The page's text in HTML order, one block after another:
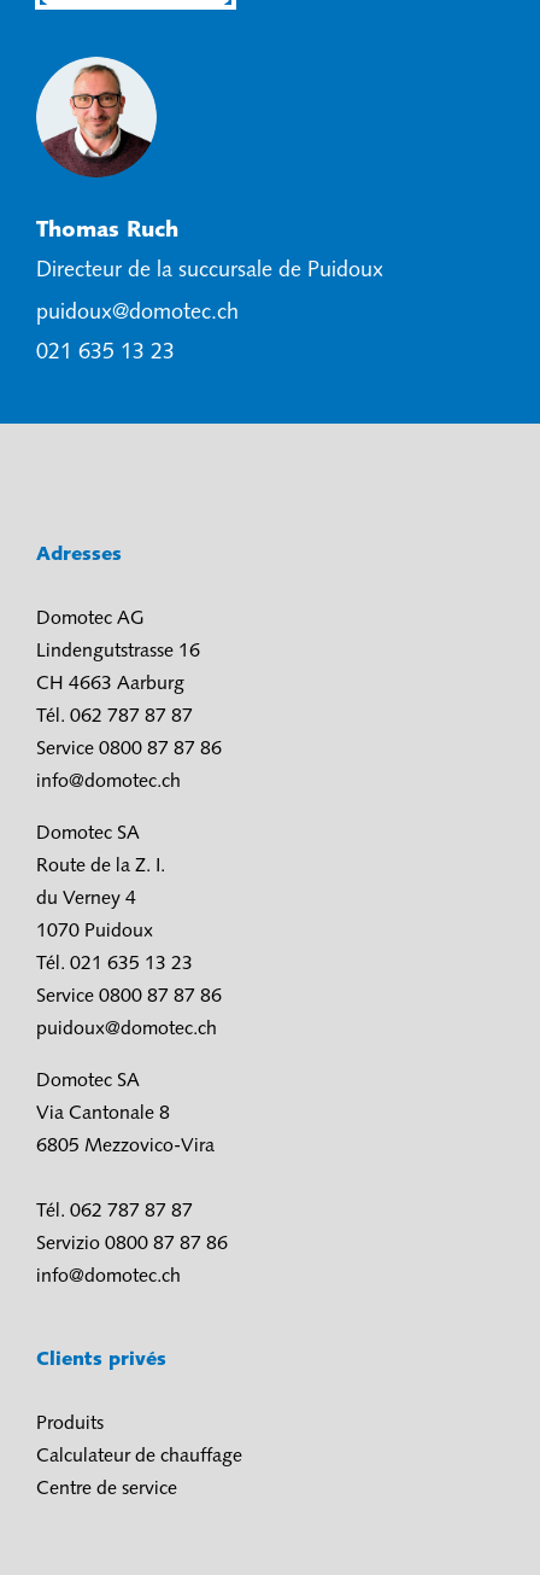
Thomas Ruch
Directeur de la succursale de Puidoux
puidoux@domotec.ch
021 635 13 23
Adresses
Domotec AG
Lindengutstrasse 16
CH 4663 Aarburg
Tél. 062 787 87 87
Service 0800 87 87 86
info@domotec.ch
Domotec SA
Route de la Z. I.
du Verney 4
1070 Puidoux
Tél. 021 635 13 23
Service 0800 87 87 86
puidoux@domotec.ch
Domotec SA
Via Cantonale 8
6805 Mezzovico-Vira
Tél. 062 787 87 87
Servizio 0800 87 87 86
info@domotec.ch
Clients privés
Produits
Calculateur de chauffage
Centre de service